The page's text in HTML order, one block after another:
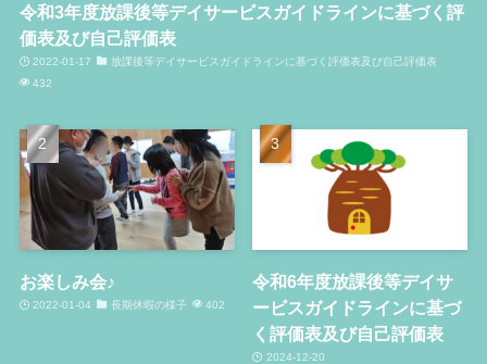
令和3年度放課後等デイサービスガイドラインに基づく評
価表及び自己評価表
2022-01-17
放課後等デイサービスガイドラインに基づく評価表及び自己評価表
432
お楽しみ会♪
2022-01-04 長期休暇の様子 402
令和6年度放課後等デイサ
ービスガイドラインに基づ
く評価表及び自己評価表
2024-12-20